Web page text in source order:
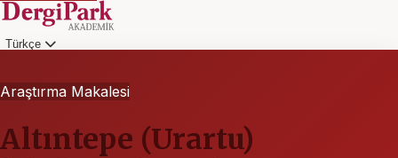
Türkçe
Araştırma Makalesi
Altıntepe (Urartu)